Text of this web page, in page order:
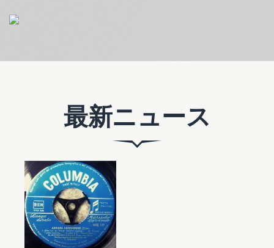
最新ニュース